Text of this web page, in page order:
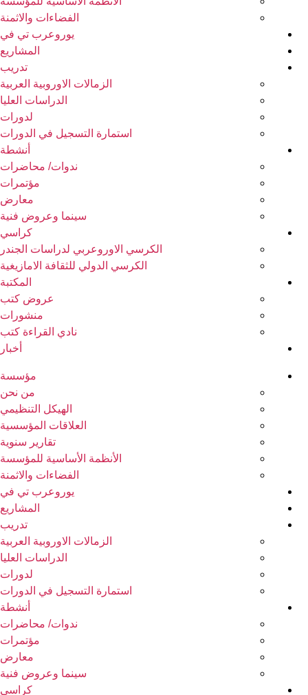
الفضاءات والاثمنة
يوروعرب تي في
المشاريع
تدريب
الزمالات الاوروبية العربية
الدراسات العليا
لدورات
استمارة التسجيل في الدورات
أنشطة
ندوات/ محاضرات
مؤتمرات
معارض
سينما وعروض فنية
كراسي
الكرسي الاوروعربي لدراسات الجندر
الكرسي الدولي للثقافة الامازيغية
المكتبة
عروض كتب
منشورات
نادي القراءة كتب
أخبار
مؤسسة
من نحن
الهيكل التنظيمي
العلاقات المؤسسية
تقارير سنوية
الأنظمة الأساسية للمؤسسة
الفضاءات والاثمنة
يوروعرب تي في
المشاريع
تدريب
الزمالات الاوروبية العربية
الدراسات العليا
لدورات
استمارة التسجيل في الدورات
أنشطة
ندوات/ محاضرات
مؤتمرات
معارض
سينما وعروض فنية
كراسي